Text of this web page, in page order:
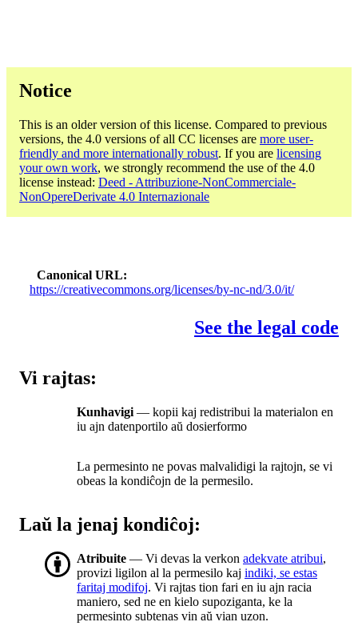
Notice
This is an older version of this license. Compared to previous
versions, the 4.0 versions of all CC licenses are more user-
friendly and more internationally robust. If you are licensing
your own work, we strongly recommend the use of the 4.0
license instead: Deed - Attribuzione-NonCommerciale-
NonOpereDerivate 4.0 Internazionale
Canonical URL
https://creativecommons.org/licenses/by-nc-nd/3.0/it/
See the legal code
Vi rajtas:
Kunhavigi — kopii kaj redistribui la materialon en
iu ajn datenportilo aŭ dosierformo
La permesinto ne povas malvalidigi la rajtojn, se vi
obeas la kondiĉojn de la permesilo.
Laŭ la jenaj kondiĉoj:
Atribuite — Vi devas la verkon adekvate atribui,
provizi ligilon al la permesilo kaj indiki, se estas
faritaj modifoj. Vi rajtas tion fari en iu ajn racia
maniero, sed ne en kielo supoziganta, ke la
permesinto subtenas vin aŭ vian uzon.